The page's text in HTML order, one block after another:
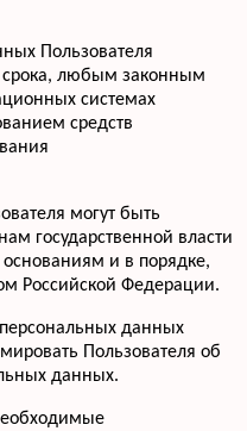
Пользователя
срока, любым законным
системах
средств
могут быть
государственной власти
и в порядке,
Российской Федерации.
данных
Пользователя об
данных.